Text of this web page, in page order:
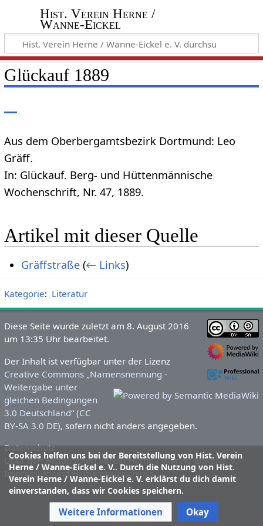
Hist. Verein Herne /
Wanne-Eickel
Glückauf 1889
Aus dem Oberbergamtsbezirk Dortmund: Leo
Gräff.
In: Glückauf. Berg- und Hüttenmännische
Wochenschrift, Nr. 47, 1889.
Artikel mit dieser Quelle
Gräffstraße (← Links)
Kategorie: Literatur
Cookies helfen uns bei der Bereitstellung von Hist. Verein
Herne / Wanne-Eickel e. V.. Durch die Nutzung von Hist.
Verein Herne / Wanne-Eickel e. V. erklärst du dich damit
einverstanden, dass wir Cookies speichern.
Weitere Informationen Okay
Diese Seite wurde zuletzt am 8. August 2016
um 13:35 Uhr bearbeitet.
Der Inhalt ist verfügbar unter der Lizenz
Creative Commons „Namensnennung -
Weitergabe unter
gleichen Bedingungen
3.0 Deutschland“ (CC
BY-SA 3.0 DE), sofern nicht anders angegeben.
Datenschutz
Über den Historischen Verein Herne / Wanne-Eickel e. V.
Impressum und Haftungsausschluss